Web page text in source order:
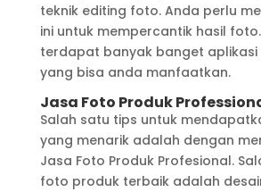
teknik editing foto. Anda perlu
ini untuk mempercantik hasil
terdapat banyak banget
yang bisa anda manfaatkan.
Jasa Foto Produk
Salah satu tips untuk
yang menarik adalah dengan
Jasa Foto Produk Profesional.
foto produk terbaik adalah